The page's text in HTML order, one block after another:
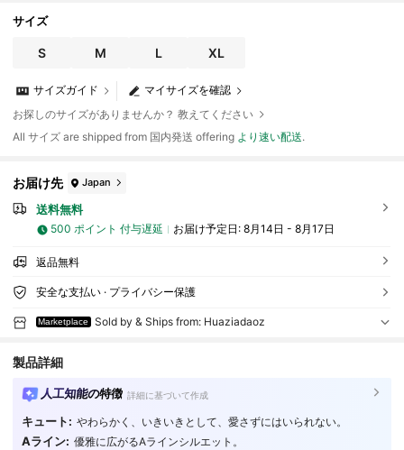
サイズ
S M L XL
マイサイズを確認
サイズガイド
お探しのサイズがありませんか？ 教えてください
All サイズ are shipped from 国内発送 offering より速い配送.
お届け先 Japan
送料無料
500 ポイント 付与遅延 お届け予定日: 8月14日 - 8月17日
返品無料
安全な支払い · プライバシー保護
Marketplace Sold by & Ships from: Huaziadaoz
製品詳細
人工知能の特徴 詳細に基づいて作成
キュート: やわらかく、いきいきとして、愛さずにはいられない。
Aライン: 優雅に広がるAラインシルエット。